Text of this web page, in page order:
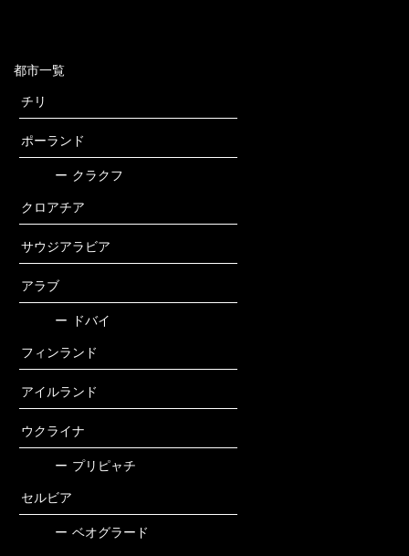
都市一覧
チリ
ポーランド
ー クラクフ
クロアチア
サウジアラビア
アラブ
ー ドバイ
フィンランド
アイルランド
ウクライナ
ー プリピャチ
セルビア
ー ベオグラード